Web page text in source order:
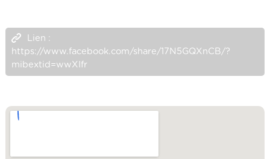
Lien :
https://www.facebook.com/share/17N5GQXnCB/?
mibextid=wwXIfr